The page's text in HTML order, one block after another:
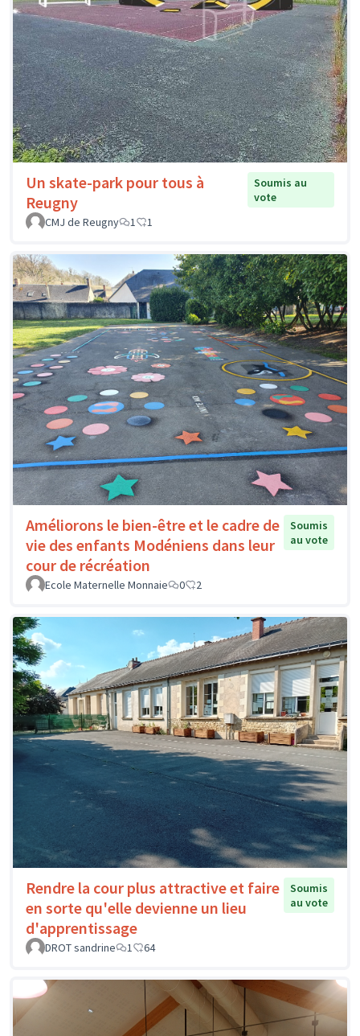
Un skate-park pour tous à
Reugny
Soumis au
vote
CMJ de Reugny
1 1
Améliorons le bien-être et le cadre de
vie des enfants Modéniens dans leur
cour de récréation
Soumis
au vote
Ecole Maternelle Monnaie 0 2
Rendre la cour plus attractive et faire
en sorte qu'elle devienne un lieu
d'apprentissage
Soumis
au vote
DROT sandrine 1 64